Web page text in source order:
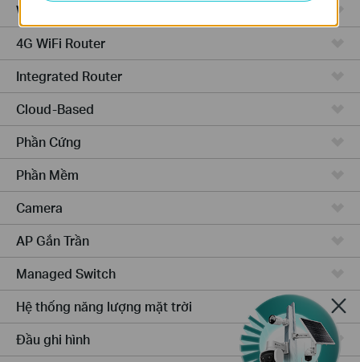
WiFi Router
4G WiFi Router
Integrated Router
Cloud-Based
Phần Cứng
Phần Mềm
Camera
AP Gắn Trần
Managed Switch
Hệ thống năng lượng mặt trời
Đầu ghi hình